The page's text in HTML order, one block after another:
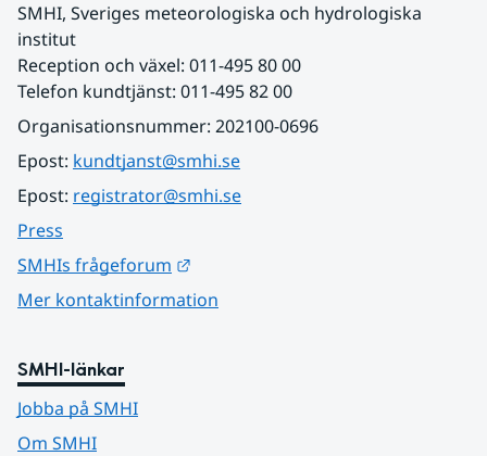
SMHI, Sveriges meteorologiska och hydrologiska
institut
Reception och växel: 011-495 80 00
Telefon kundtjänst: 011-495 82 00
Organisationsnummer: 202100-0696
Epost: kundtjanst@smhi.se
Epost: registrator@smhi.se
Press
SMHIs frågeforum
Mer kontaktinformation
SMHI-länkar
Jobba på SMHI
Om SMHI